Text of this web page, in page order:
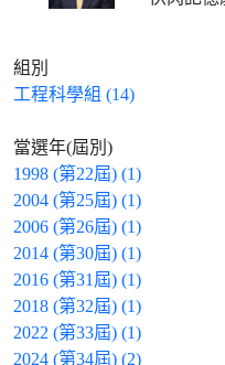
組別
工程科學組 (14)
當選年(屆別)
1998 (第22屆) (1)
2004 (第25屆) (1)
2006 (第26屆) (1)
2014 (第30屆) (1)
2016 (第31屆) (1)
2018 (第32屆) (1)
2022 (第33屆) (1)
2024 (第34屆) (2)